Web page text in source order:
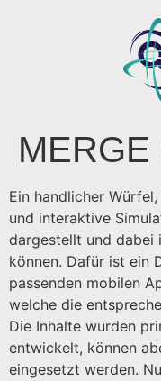
MERGE
Ein handlicher
und interaktive
dargestellt und dabei
können. Dafür ist ein
passenden mobilen
welche die
Die Inhalte wurden
entwickelt, können
eingesetzt werden.